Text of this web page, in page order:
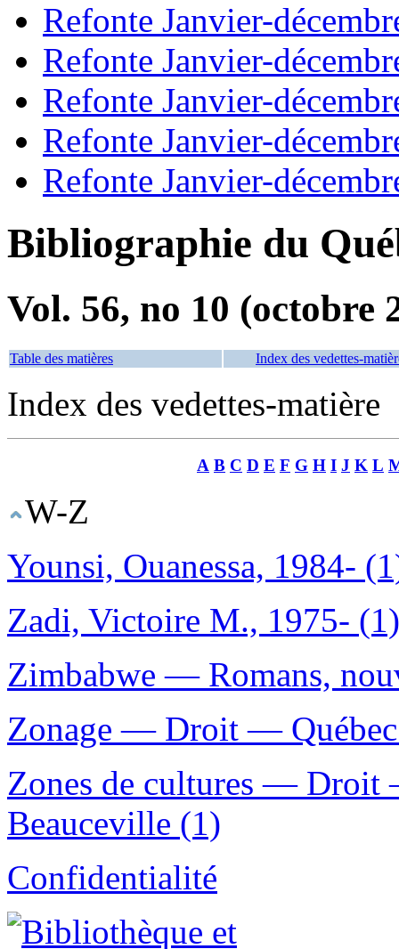
Refonte Janvier-
Refonte Janvier-
Refonte Janvier-
Refonte Janvier-
Refonte Janvier-
Bibliographie du
Vol. 56, no 10 (octobre
Table des matières Index des vedettes-
Index des vedettes-matière
A B C D E F G H I J K L
W-Z
Younsi, Ouanessa, 1984-
Zadi, Victoire M., 1975- (1)
Zimbabwe — Romans,
Zonage — Droit —
Zones de cultures —
Beauceville (1)
Confidentialité